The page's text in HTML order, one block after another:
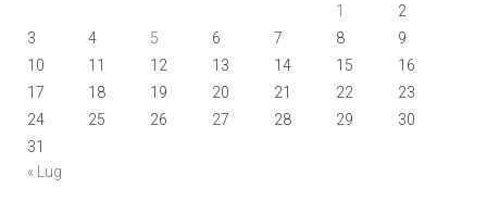
1
2
3
4 5 6 7 8
9
10
11 12 13 14 15
16
17
18 19 20 21 22
23
24
25 26 27 28 29
30
31
« Lug